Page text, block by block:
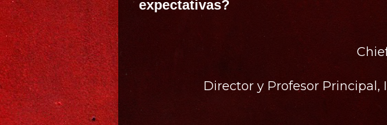
expectativas?
Director y Profesor